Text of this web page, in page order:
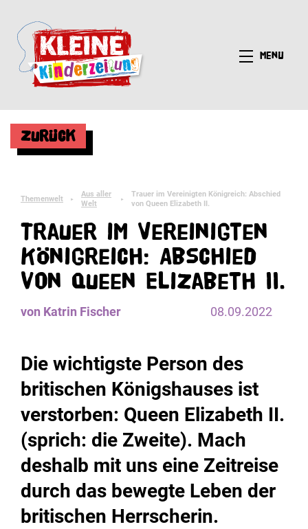
Menü
Zurück
Themenwelt ►
Aus aller
Welt
►
Trauer im Vereinigten Königreich: Abschied
von Queen Elizabeth II.
Trauer im Vereinigten
Königreich: Abschied
von Queen Elizabeth II.
von Katrin Fischer 08.09.2022
Die wichtigste Person des
britischen Königshauses ist
verstorben: Queen Elizabeth II.
(sprich: die Zweite). Mach
deshalb mit uns eine Zeitreise
durch das bewegte Leben der
britischen Herrscherin.